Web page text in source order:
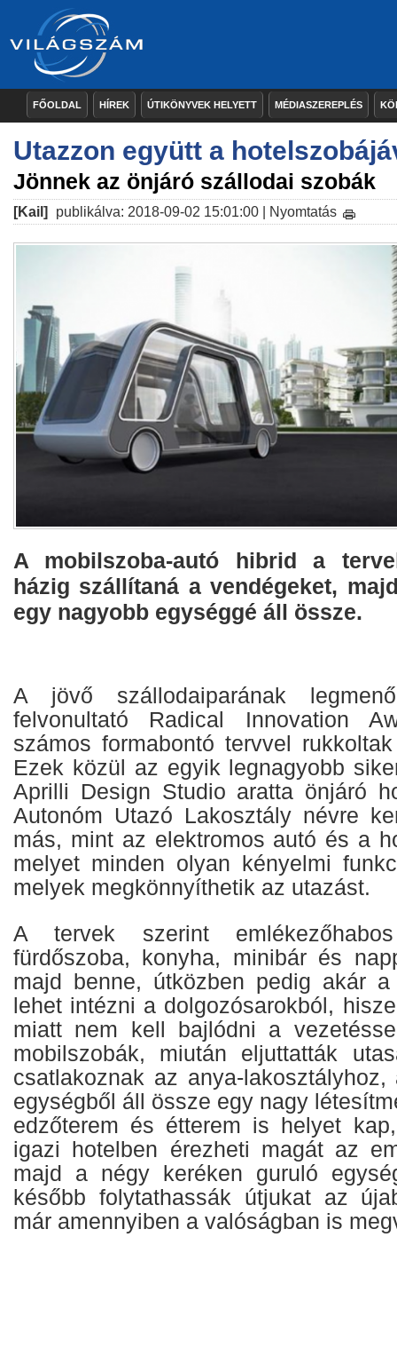
FŐOLDAL HÍREK ÚTIKÖNYVEK HELYETT MÉDIASZEREPLÉS
Utazzon együtt a
Jönnek az önjáró szállodai szobák
[Kail] publikálva: 2018-09-02 15:01:00 | Nyomtatás
A mobilszoba-autó hibrid a
házig szállítaná a vendégeket,
egy nagyobb egységgé áll össze.
A jövő szállodaiparának
felvonultató Radical Innovation
számos formabontó tervvel
Ezek közül az egyik legnagyobb
Aprilli Design Studio aratta önjáró
Autonóm Utazó Lakosztály névre
más, mint az elektromos autó és a
melyet minden olyan kényelmi
melyek megkönnyíthetik az utazást.
A tervek szerint
fürdőszoba, konyha, minibár és
majd benne, útközben pedig akár
lehet intézni a dolgozósarokból,
miatt nem kell bajlódni a
mobilszobák, miután eljuttatták
csatlakoznak az anya-
egységből áll össze egy nagy
edzőterem és étterem is helyet
igazi hotelben érezheti magát az
majd a négy keréken guruló
később folytathassák útjukat az
már amennyiben a valóságban is